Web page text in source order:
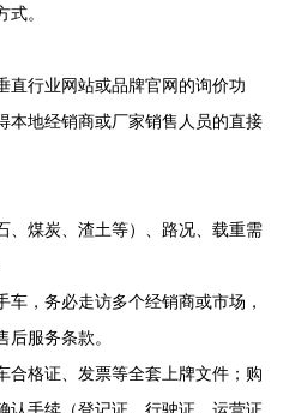
。
直行业网站或品牌官网的询价功
本地经销商或厂家销售人员的直接
、煤炭、渣土等）、路况、载重需
车，务必走访多个经销商或市场，
服务条款。
合格证、发票等全套上牌文件；购
认手续（登记证、行驶证、运营证